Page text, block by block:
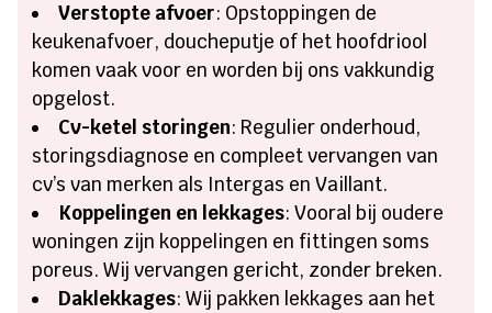
Verstopte afvoer: Opstoppingen de
keukenafvoer, doucheputje of het hoofdriool
komen vaak voor en worden bij ons vakkundig
opgelost.
Cv-ketel storingen: Regulier onderhoud,
storingsdiagnose en compleet vervangen van
cv’s van merken als Intergas en Vaillant.
Koppelingen en lekkages: Vooral bij oudere
woningen zijn koppelingen en fittingen soms
poreus. Wij vervangen gericht, zonder breken.
Daklekkages: Wij pakken lekkages aan het